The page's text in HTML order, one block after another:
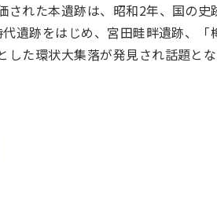
れた本遺跡は、昭和2年、国の史
遺跡をはじめ、宮田畦畔遺跡、
した環状大集落が発見され話題と